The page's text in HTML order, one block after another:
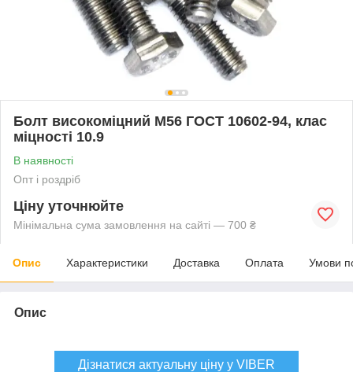
Болт високоміцний М56 ГОСТ 10602-94, клас
міцності 10.9
В наявності
Опт і роздріб
Ціну уточнюйте
Мінімальна сума замовлення на сайті — 700 ₴
Опис Характеристики Доставка Оплата Умови
Опис
Дізнатися актуальну ціну у VIBER